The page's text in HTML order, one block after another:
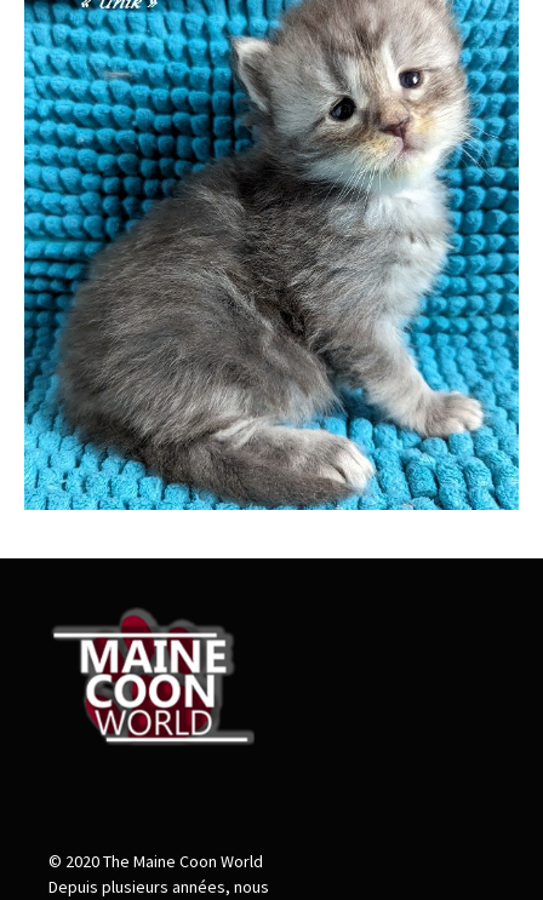
© 2020 The Maine Coon World
Depuis plusieurs années, nous